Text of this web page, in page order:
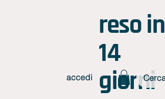
reso in
14
giorni
accedi